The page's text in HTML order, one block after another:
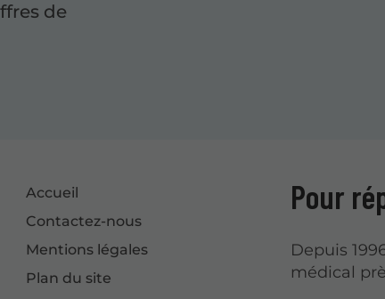
de
Accueil
Contactez-nous
Mentions légales
Plan du site
Pour
Depuis
médical